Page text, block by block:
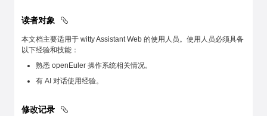
读者对象
本文档主要适用于 witty Assistant Web 的使用人员。使用人员必须具备
以下经验和技能：
熟悉 openEuler 操作系统相关情况。
有 AI 对话使用经验。
修改记录